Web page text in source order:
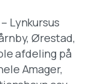
Lynkursus
Ørestad,
afdeling på
Amager,